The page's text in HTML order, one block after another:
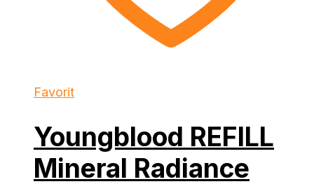
Favorit
Youngblood REFILL
Mineral Radiance